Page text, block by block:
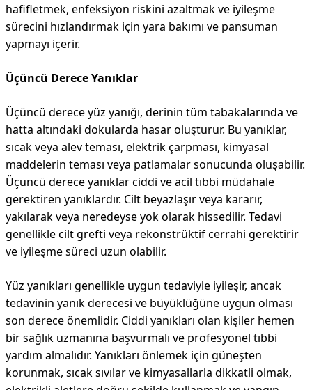
hafifletmek, enfeksiyon riskini azaltmak ve iyileşme
sürecini hızlandırmak için yara bakımı ve pansuman
yapmayı içerir.
Üçüncü Derece Yanıklar
Üçüncü derece yüz yanığı, derinin tüm tabakalarında ve
hatta altındaki dokularda hasar oluşturur. Bu yanıklar,
sıcak veya alev teması, elektrik çarpması, kimyasal
maddelerin teması veya patlamalar sonucunda oluşabilir.
Üçüncü derece yanıklar ciddi ve acil tıbbi müdahale
gerektiren yanıklardır. Cilt beyazlaşır veya kararır,
yakılarak veya neredeyse yok olarak hissedilir. Tedavi
genellikle cilt grefti veya rekonstrüktif cerrahi gerektirir
ve iyileşme süreci uzun olabilir.
Yüz yanıkları genellikle uygun tedaviyle iyileşir, ancak
tedavinin yanık derecesi ve büyüklüğüne uygun olması
son derece önemlidir. Ciddi yanıkları olan kişiler hemen
bir sağlık uzmanına başvurmalı ve profesyonel tıbbi
yardım almalıdır. Yanıkları önlemek için güneşten
korunmak, sıcak sıvılar ve kimyasallarla dikkatli olmak,